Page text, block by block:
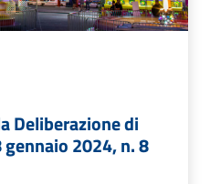
Deliberazione di
2024, n. 8